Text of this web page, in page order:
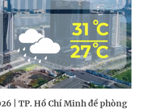
| TP. Hồ Chí Minh đề phòng